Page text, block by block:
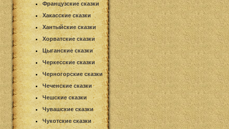
Французские сказки
Хакасские сказки
Хантыйские сказки
Хорватские сказки
Цыганские сказки
Черкесские сказки
Черногорские сказки
Чеченские сказки
Чешские сказки
Чувашские сказки
Чукотские сказки